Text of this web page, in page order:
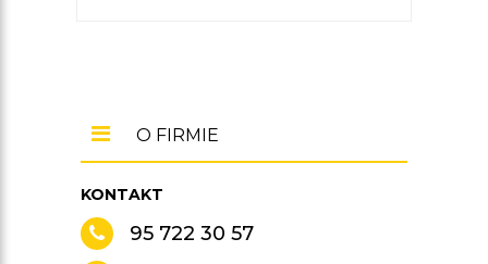
KONTAKT
95 722 30 57
O FIRMIE